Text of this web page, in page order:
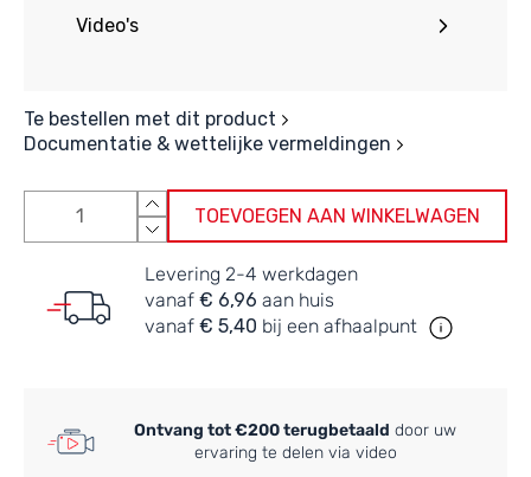
Video's
Te bestellen met dit product
Documentatie & wettelijke vermeldingen
TOEVOEGEN AAN WINKELWAGEN
Levering 2-4 werkdagen
vanaf € 6,96 aan huis
vanaf € 5,40 bij een afhaalpunt
Ontvang tot €200 terugbetaald door uw
ervaring te delen via video